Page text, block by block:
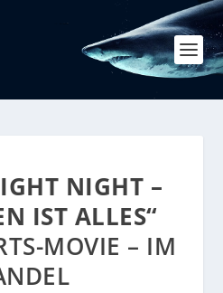
NIGHT –
IST ALLES“
MOVIE – IM